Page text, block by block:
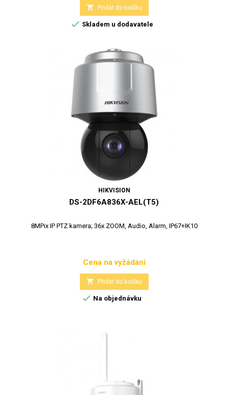
 Přidat do košíku
 Skladem u dodavatele
HIKVISION
DS-2DF6A836X-AEL(T5)
8MPix IP PTZ kamera; 36x ZOOM, Audio, Alarm, IP67+IK10
Cena
Cena na vyžádání
 Přidat do košíku
 Na objednávku